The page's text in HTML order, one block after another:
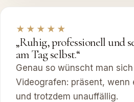
★★★★★
„Ruhig, professionell und
am Tag selbst.“
Genau so wünscht man
Videografen: präsent, wenn
und trotzdem unauffällig.